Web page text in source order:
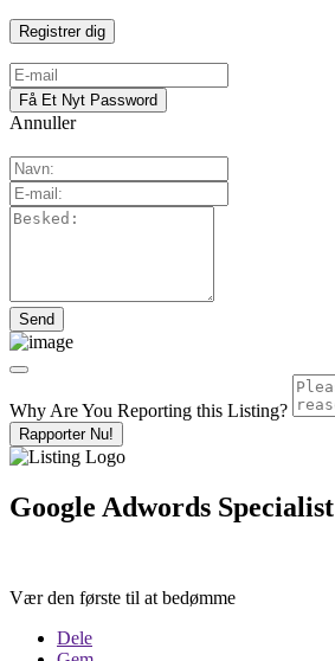
Annuller
Why Are You Reporting this Listing?
Rapporter Nu!
Google Adwords Specialist
Vær den første til at bedømme
Dele